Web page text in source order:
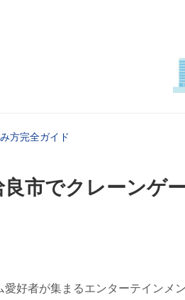
方完全ガイド
市でクレーンゲ
愛好者が集まるエンターテインメ